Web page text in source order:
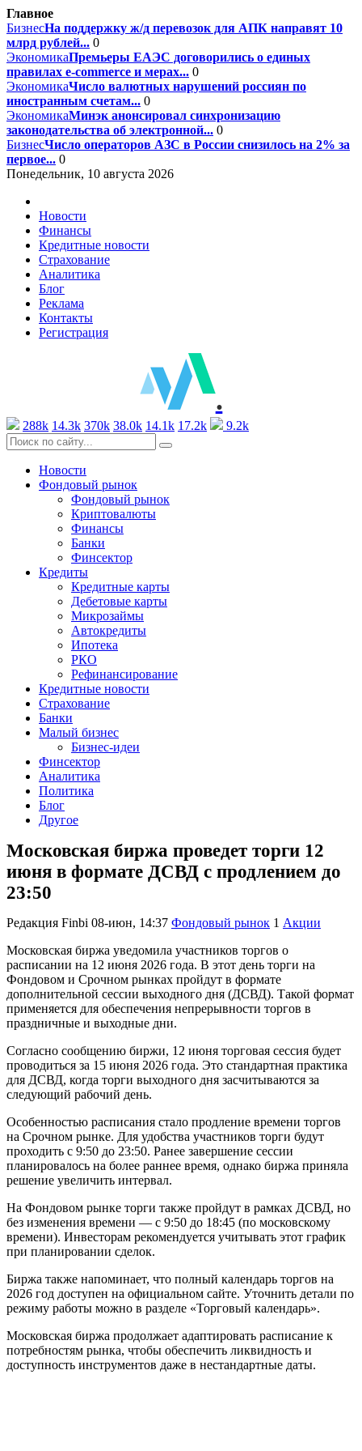
Главное
БизнесНа поддержку ж/д перевозок для АПК направят 10
млрд рублей... 0
ЭкономикаПремьеры ЕАЭС договорились о единых
правилах e-commerce и мерах... 0
ЭкономикаЧисло валютных нарушений россиян по
иностранным счетам... 0
ЭкономикаМинэк анонсировал синхронизацию
законодательства об электронной... 0
БизнесЧисло операторов АЗС в России снизилось на 2% за
первое... 0
Понедельник, 10 августа 2026
Новости
Финансы
Кредитные новости
Страхование
Аналитика
Блог
Реклама
Контакты
Регистрация
.
288k 14.3k 370k 38.0k 14.1k 17.2k 9.2k
Новости
Фондовый рынок
Фондовый рынок
Криптовалюты
Финансы
Банки
Финсектор
Кредиты
Кредитные карты
Дебетовые карты
Микрозаймы
Автокредиты
Ипотека
РКО
Рефинансирование
Кредитные новости
Страхование
Банки
Малый бизнес
Бизнес-идеи
Финсектор
Аналитика
Политика
Блог
Другое
Московская биржа проведет торги 12
июня в формате ДСВД с продлением до
23:50
Редакция Finbi 08-июн, 14:37 Фондовый рынок 1 Акции
Московская биржа уведомила участников торгов о
расписании на 12 июня 2026 года. В этот день торги на
Фондовом и Срочном рынках пройдут в формате
дополнительной сессии выходного дня (ДСВД). Такой формат
применяется для обеспечения непрерывности торгов в
праздничные и выходные дни.
Согласно сообщению биржи, 12 июня торговая сессия будет
проводиться за 15 июня 2026 года. Это стандартная практика
для ДСВД, когда торги выходного дня засчитываются за
следующий рабочий день.
Особенностью расписания стало продление времени торгов
на Срочном рынке. Для удобства участников торги будут
проходить с 9:50 до 23:50. Ранее завершение сессии
планировалось на более раннее время, однако биржа приняла
решение увеличить интервал.
На Фондовом рынке торги также пройдут в рамках ДСВД, но
без изменения времени — с 9:50 до 18:45 (по московскому
времени). Инвесторам рекомендуется учитывать этот график
при планировании сделок.
Биржа также напоминает, что полный календарь торгов на
2026 год доступен на официальном сайте. Уточнить детали по
режиму работы можно в разделе «Торговый календарь».
Московская биржа продолжает адаптировать расписание к
потребностям рынка, чтобы обеспечить ликвидность и
доступность инструментов даже в нестандартные даты.